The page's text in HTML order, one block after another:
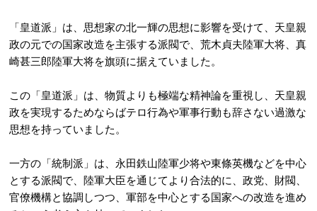
「皇道派」は、思想家の北一輝の思想に影響を受けて、天皇親
政の元での国家改造を主張する派閥で、荒木貞夫陸軍大将、真
崎甚三郎陸軍大将を旗頭に据えていました。
この「皇道派」は、物質よりも極端な精神論を重視し、天皇親
政を実現するためならばテロ行為や軍事行動も辞さない過激な
思想を持っていました。
一方の「統制派」は、永田鉄山陸軍少将や東條英機などを中心
とする派閥で、陸軍大臣を通じてより合法的に、政党、財閥、
官僚機構と協調しつつ、軍部を中心とする国家への改造を進め